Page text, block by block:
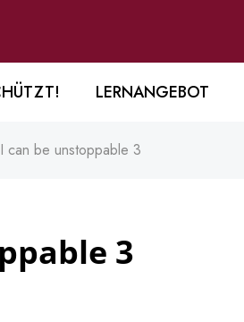
LERNANGEBOT
I can be unstoppable 3
3